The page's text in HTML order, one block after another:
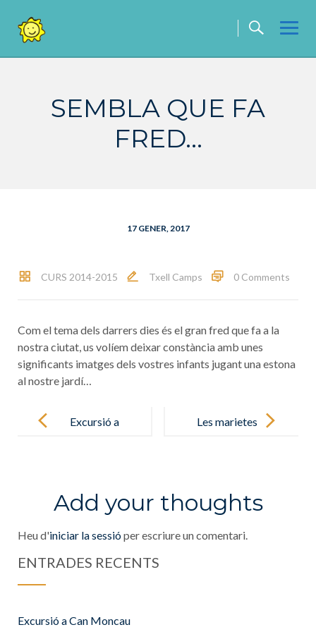
content
SEMBLA QUE FA
FRED…
17 GENER, 2017
CURS 2014-2015 Txell Camps 0 Comments
Com el tema dels darrers dies és el gran fred que fa a la
nostra ciutat, us volíem deixar constància amb unes
significants imatges dels vostres infants jugant una estona
al nostre jardí…
navigation
Excursió a
Les marietes
Add your thoughts
Heu d'iniciar la sessióper escriure un comentari.
ENTRADES RECENTS
Excursió a Can Moncau